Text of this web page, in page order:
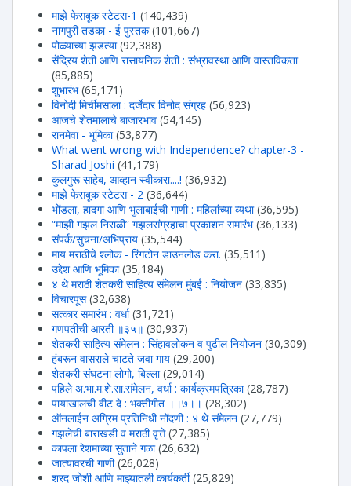
माझे फेसबूक स्टेटस-1 (140,439)
नागपुरी तडका - ई पुस्तक (101,667)
पोळ्याच्या झडत्या (92,388)
सेंद्रिय शेती आणि रासायनिक शेती : संभ्रावस्था आणि वास्तविकता
(85,885)
शुभारंभ (65,171)
विनोदी मिर्चीमसाला : दर्जेदार विनोद संग्रह (56,923)
आजचे शेतमालाचे बाजारभाव (54,145)
रानमेवा - भूमिका (53,877)
What went wrong with Independence? chapter-3 -
Sharad Joshi (41,179)
कुलगुरू साहेब, आव्हान स्वीकारा....! (36,932)
माझे फेसबूक स्टेटस - 2 (36,644)
भोंडला, हादगा आणि भुलाबाईची गाणी : महिलांच्या व्यथा (36,595)
“माझी गझल निराळी” गझलसंग्रहाचा प्रकाशन समारंभ (36,133)
संपर्क/सुचना/अभिप्राय (35,544)
माय मराठीचे श्लोक - रिंगटोन डाउनलोड करा. (35,511)
उद्देश आणि भूमिका (35,184)
४ थे मराठी शेतकरी साहित्य संमेलन मुंबई : नियोजन (33,835)
विचारपूस (32,638)
सत्कार समारंभ : वर्धा (31,721)
गणपतीची आरती ॥३५॥ (30,937)
शेतकरी साहित्य संमेलन : सिंहावलोकन व पुढील नियोजन (30,309)
हंबरून वासराले चाटते जवा गाय (29,200)
शेतकरी संघटना लोगो, बिल्ला (29,014)
पहिले अ.भा.म.शे.सा.संमेलन, वर्धा : कार्यक्रमपत्रिका (28,787)
पायाखालची वीट दे : भक्तीगीत ।।७।। (28,302)
ऑनलाईन अग्रिम प्रतिनिधी नोंदणी : ४ थे संमेलन (27,779)
गझलेची बाराखडी व मराठी वृत्ते (27,385)
कापला रेशमाच्या सुताने गळा (26,632)
जात्यावरची गाणी (26,028)
शरद जोशी आणि माझ्यातली कार्यकर्ती (25,829)